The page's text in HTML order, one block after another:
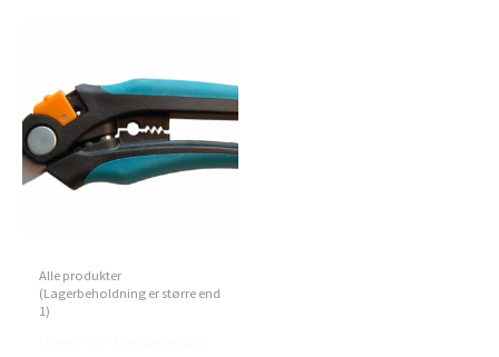
Alle produkter
(Lagerbeholdning er større end
1)